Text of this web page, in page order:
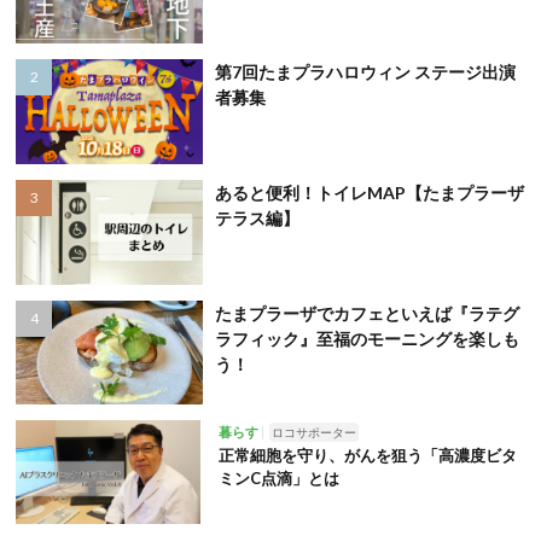
第7回たまプラハロウィン ステージ出演
者募集
あると便利！トイレMAP【たまプラーザ
テラス編】
たまプラーザでカフェといえば『ラテグ
ラフィック』至福のモーニングを楽しも
う！
暮らす ロコサポーター
正常細胞を守り、がんを狙う「高濃度ビタ
ミンC点滴」とは